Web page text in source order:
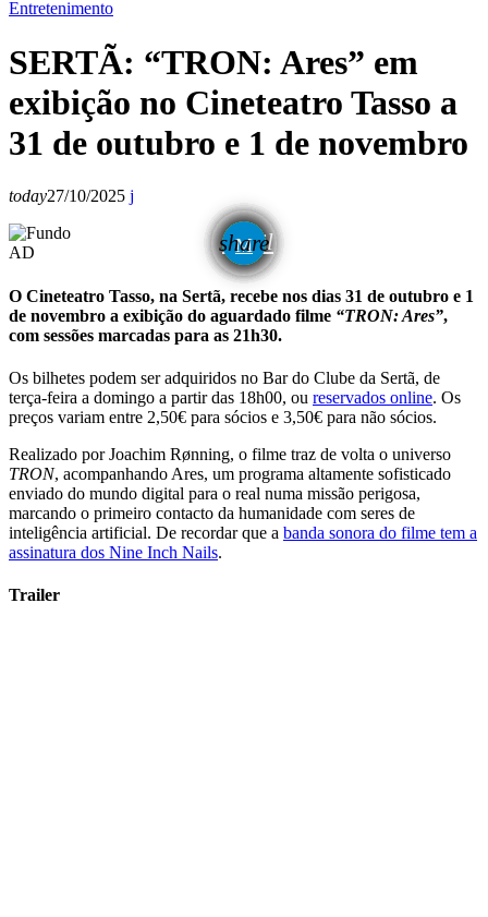
Entretenimento
SERTÃ: “TRON: Ares” em
exibição no Cineteatro Tasso a
31 de outubro e 1 de novembro
today27/10/2025
share
email
AD
O Cineteatro Tasso, na Sertã, recebe nos dias 31 de outubro e 1
de novembro a exibição do aguardado filme “TRON: Ares”,
com sessões marcadas para as 21h30.
Os bilhetes podem ser adquiridos no Bar do Clube da Sertã, de
terça-feira a domingo a partir das 18h00, ou reservados online. Os
preços variam entre 2,50€ para sócios e 3,50€ para não sócios.
Realizado por Joachim Rønning, o filme traz de volta o universo
TRON, acompanhando Ares, um programa altamente sofisticado
enviado do mundo digital para o real numa missão perigosa,
marcando o primeiro contacto da humanidade com seres de
inteligência artificial. De recordar que a banda sonora do filme tem a
assinatura dos Nine Inch Nails.
Trailer